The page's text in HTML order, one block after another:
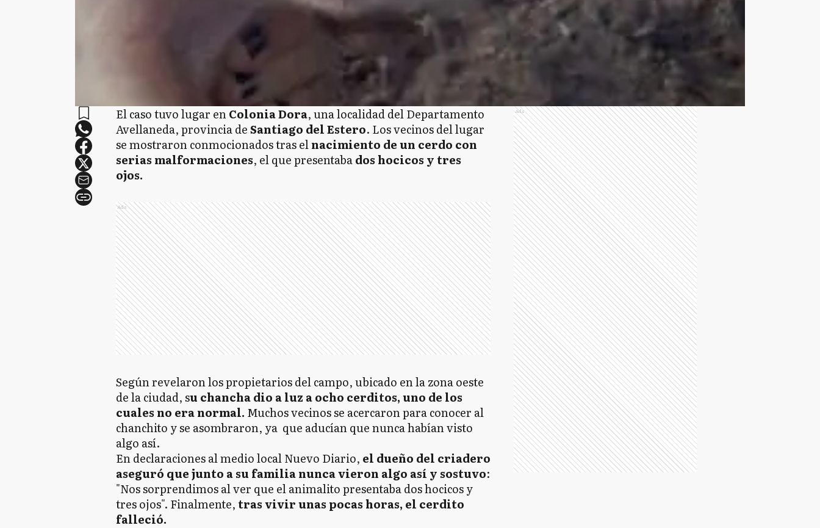
El caso tuvo lugar enColonia Dora, una localidad del Departamento
Avellaneda, provincia deSantiago del Estero. Los vecinos del lugar
se mostraron conmocionados tras elnacimiento de un cerdo con
serias malformaciones, el que presentabados hocicos y tres
ojos.
Ads
Según revelaron los propietarios del campo, ubicado en la zona oeste
de la ciudad, su chancha dio a luz a ocho cerditos, uno de los
cuales no era normal. Muchos vecinos se acercaron para conocer al
chanchito y se asombraron, ya que aducían que nunca habían visto
algo así.
En declaraciones al medio local Nuevo Diario, el dueño del criadero
aseguró que junto a su familia nunca vieron algo así y sostuvo:
"Nos sorprendimos al ver que el animalito presentaba dos hocicos y
tres ojos". Finalmente, tras vivir unas pocas horas, el cerdito
falleció.
Ads